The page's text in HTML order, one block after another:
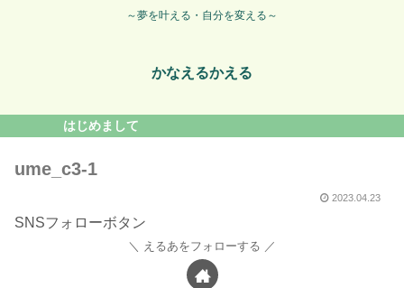
～夢を叶える・自分を変える～
かなえるかえる
はじめまして
ume_c3-1
2023.04.23
SNSフォローボタン
えるあをフォローする